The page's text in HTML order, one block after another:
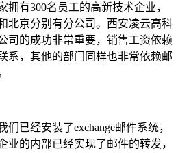
有300名员工的高新技术企业，
北京分别有分公司。西安凌云高科
司的成功非常重要，销售工资依赖
系，其他的部门同样也非常依赖邮
已经安装了exchange邮件系统，
业的内部已经实现了邮件的转发，